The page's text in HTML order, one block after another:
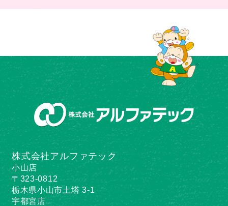
株式会社アルファテック
小山店
〒323-0812
栃木県小山市土塔 3-1
宇都宮店